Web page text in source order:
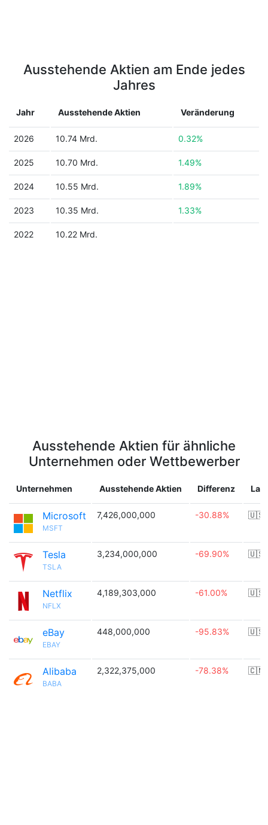
Ausstehende Aktien am Ende jedes
Jahres
Jahr Ausstehende Aktien Veränderung
2026 10.74 Mrd. 0.32%
2025 10.70 Mrd. 1.49%
2024 10.55 Mrd. 1.89%
2023 10.35 Mrd. 1.33%
2022 10.22 Mrd.
Ausstehende Aktien für ähnliche
Unternehmen oder Wettbewerber
Unternehmen Ausstehende Aktien Differenz
Microsoft
MSFT
7,426,000,000 -30.88% 🇺🇸
Tesla
TSLA
3,234,000,000 -69.90% 🇺🇸
Netflix
NFLX
4,189,303,000 -61.00% 🇺🇸
eBay
EBAY
448,000,000 -95.83% 🇺🇸
Alibaba
BABA
2,322,375,000 -78.38% 🇨🇳